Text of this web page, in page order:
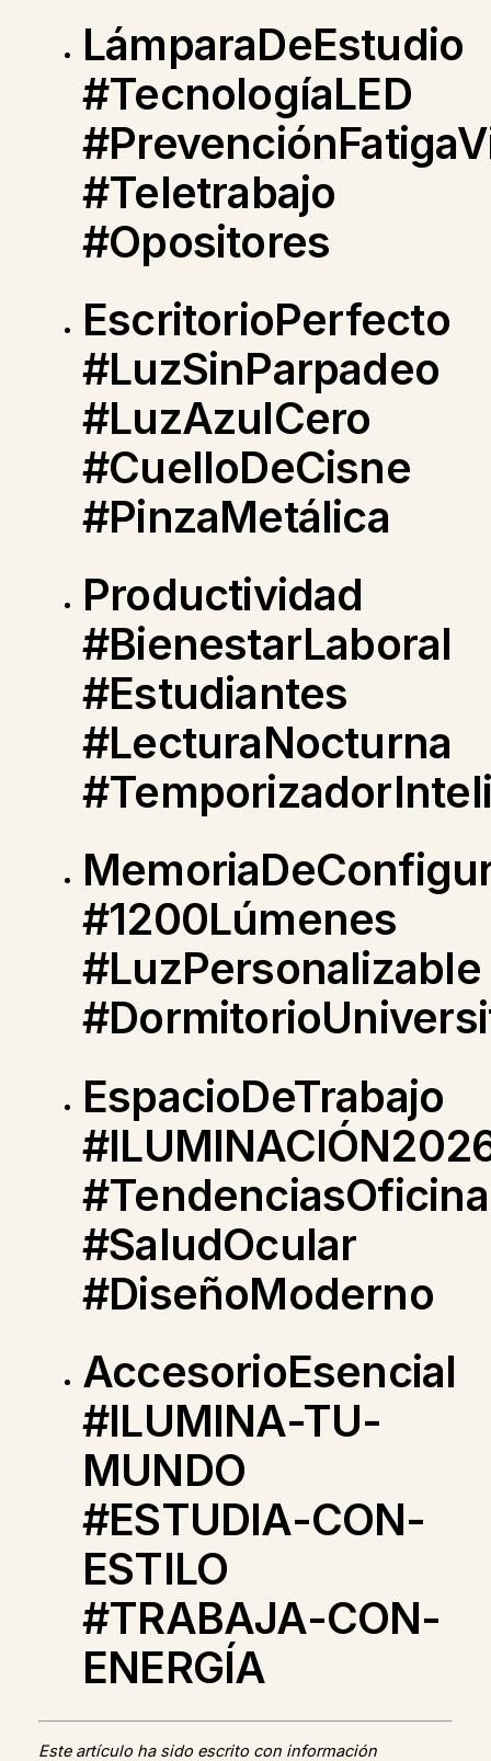
LámparaDeEstudio
#TecnologíaLED
#Teletrabajo
#Opositores
EscritorioPerfecto
#LuzSinParpadeo
#LuzAzulCero
#CuelloDeCisne
#PinzaMetálica
Productividad
#BienestarLaboral
#Estudiantes
#LecturaNocturna
#1200Lúmenes
#LuzPersonalizable
EspacioDeTrabajo
#TendenciasOficina
#SaludOcular
#DiseñoModerno
AccesorioEsencial
#ILUMINA-TU-
MUNDO
#ESTUDIA-CON-
ESTILO
#TRABAJA-CON-
ENERGÍA
Este artículo ha sido escrito con información